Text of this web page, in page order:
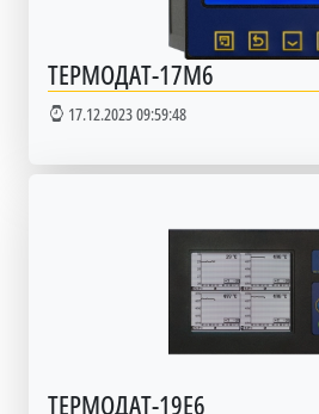
ТЕРМОДАТ-17М6
17.12.2023 09:59:48
ТЕРМОДАТ-19Е6